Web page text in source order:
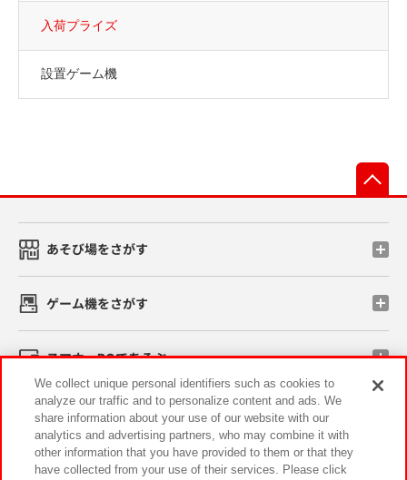
入荷プライズ
設置ゲーム機
あそび場をさがす
ゲーム機をさがす
スマホ・PCであそぶ
イベント・キャンペーン
We collect unique personal identifiers such as cookies to
analyze our traffic and to personalize content and ads. We
share information about your use of our website with our
analytics and advertising partners, who may combine it with
other information that you have provided to them or that they
have collected from your use of their services. Please click